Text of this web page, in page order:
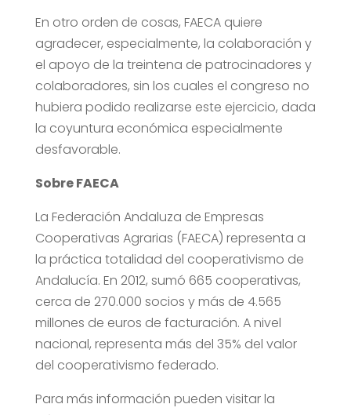
En otro orden de cosas, FAECA quiere
agradecer, especialmente, la colaboración y
el apoyo de la treintena de patrocinadores y
colaboradores, sin los cuales el congreso no
hubiera podido realizarse este ejercicio, dada
la coyuntura económica especialmente
desfavorable.
Sobre FAECA
La Federación Andaluza de Empresas
Cooperativas Agrarias (FAECA) representa a
la práctica totalidad del cooperativismo de
Andalucía. En 2012, sumó 665 cooperativas,
cerca de 270.000 socios y más de 4.565
millones de euros de facturación. A nivel
nacional, representa más del 35% del valor
del cooperativismo federado.
Para más información pueden visitar la